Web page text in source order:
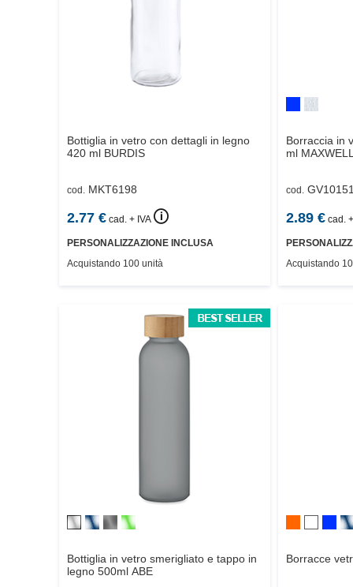
Bottiglia in vetro con dettagli in legno
420 ml BURDIS
cod. MKT6198
2.77 € cad. + IVA 🛈
PERSONALIZZAZIONE INCLUSA
Acquistando 100 unità
Borraccia in
ml
cod.
2.89€ cad.
Acquistando
Bottiglia in vetro smerigliato e tappo in
legno 500ml ABE
Borracce